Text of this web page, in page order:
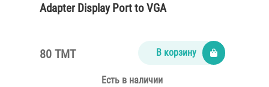
Adapter Display Port to VGA
80 TMT В корзину
Есть в наличии